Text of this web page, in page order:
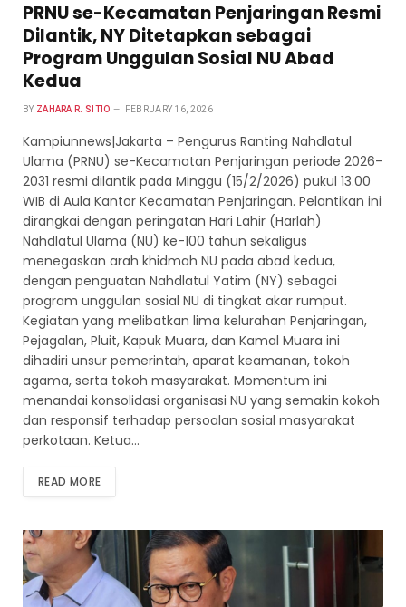
PRNU se-Kecamatan Penjaringan Resmi
Dilantik, NY Ditetapkan sebagai
Program Unggulan Sosial NU Abad
Kedua
BY ZAHARA R. SITIO FEBRUARY 16, 2026
Kampiunnews|Jakarta – Pengurus Ranting Nahdlatul
Ulama (PRNU) se-Kecamatan Penjaringan periode 2026–
2031 resmi dilantik pada Minggu (15/2/2026) pukul 13.00
WIB di Aula Kantor Kecamatan Penjaringan. Pelantikan ini
dirangkai dengan peringatan Hari Lahir (Harlah)
Nahdlatul Ulama (NU) ke-100 tahun sekaligus
menegaskan arah khidmah NU pada abad kedua,
dengan penguatan Nahdlatul Yatim (NY) sebagai
program unggulan sosial NU di tingkat akar rumput.
Kegiatan yang melibatkan lima kelurahan Penjaringan,
Pejagalan, Pluit, Kapuk Muara, dan Kamal Muara ini
dihadiri unsur pemerintah, aparat keamanan, tokoh
agama, serta tokoh masyarakat. Momentum ini
menandai konsolidasi organisasi NU yang semakin kokoh
dan responsif terhadap persoalan sosial masyarakat
perkotaan. Ketua…
READ MORE